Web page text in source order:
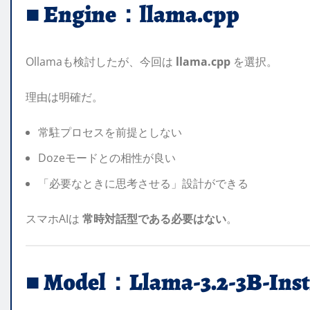
■ Engine：llama.cpp
Ollamaも検討したが、今回は llama.cpp を選択。
理由は明確だ。
常駐プロセスを前提としない
Dozeモードとの相性が良い
「必要なときに思考させる」設計ができる
スマホAIは 常時対話型である必要はない。
■ Model：Llama-3.2-3B-